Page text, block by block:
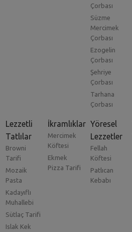
Çorbası
Süzme
Mercimek
Çorbası
Ezogelin
Çorbası
Şehriye
Çorbası
Tarhana
Çorbası
Lezzetli
Tatlılar
Browni
Tarifi
Mozaik
Pasta
Kadayıflı
Muhallebi
Sütlaç Tarifi
Islak Kek
İkramlıklar
Mercimek
Köftesi
Ekmek
Pizza Tarifi
Yöresel
Lezzetler
Fellah
Köftesi
Patlıcan
Kebabı